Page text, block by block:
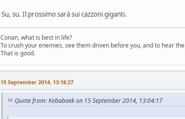
Su, su. Il prossimo sarà sui cazzoni giganti.
Conan, what is best in life?
To crush your enemies, see them driven before you, and to hear
That is good.
15 September 2014, 13:18:27
Quote from: Kebabaek on 15 September 2014, 13:04:17